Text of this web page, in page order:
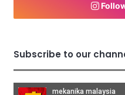
Subscribe to our